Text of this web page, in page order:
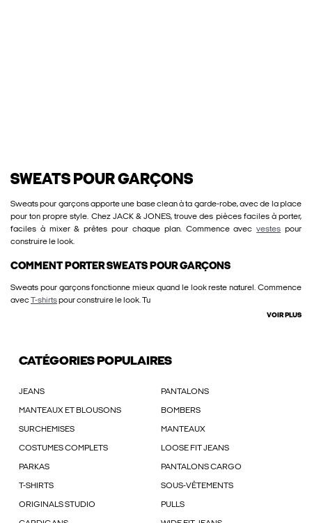
SWEATS POUR GARÇONS
Sweats pour garçons apporte une base clean à ta garde-robe, avec de la place
pour ton propre style. Chez JACK & JONES, trouve des pièces faciles à porter,
faciles à mixer & prêtes pour chaque plan. Commence avecvestes pour
construire le look.
COMMENT PORTER SWEATS POUR GARÇONS
Sweats pour garçons fonctionne mieux quand le look reste naturel. Commence
avecT-shirtspour construire le look. Tu
VOIR PLUS
CATÉGORIES POPULAIRES
JEANS PANTALONS
MANTEAUX ET BLOUSONS BOMBERS
SURCHEMISES MANTEAUX
COSTUMES COMPLETS LOOSE FIT JEANS
PARKAS PANTALONS CARGO
T-SHIRTS SOUS-VÊTEMENTS
ORIGINALS STUDIO PULLS